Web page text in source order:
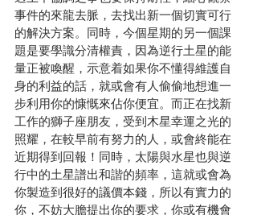
事件的來龍去脈，去找出新一個切實可行
的解決方案。同時，今個星期的另一個課
題是要學識分清權責，因為逆行土星的能
量正被喚醒，示意着如果你不懂得維護自
身的利益的話，就或會有人偷偷地想進一
步利用你的慷慨來佔你便宜。而正在找新
工作的獅子座朋友，受到木星幸運之光的
照耀，在較早前有努力的人，或會終能在
近期得到回報！同時，太陽與水星也與逆
行中的土星譜出和諧的頻率，這就或會為
你製造到很好的議價本錢，所以有實力的
你，不妨大膽提出你的要求，你或有機會